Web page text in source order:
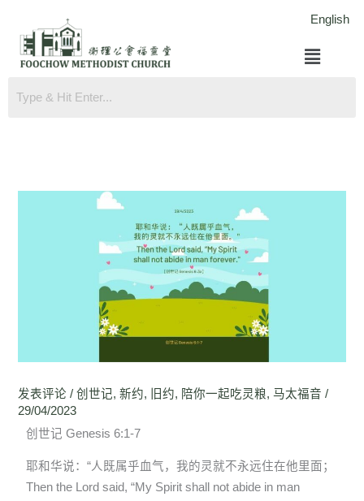
English
菜
单
发表评论 /创世记,新约, 旧约, 陪你一起吃灵粮,马太福音 /
29/04/2023
创世记 Genesis 6:1-7
耶和华说：“人既属乎血气，我的灵就不永远住在他里面；
Then the Lord said, “My Spirit shall not abide in man